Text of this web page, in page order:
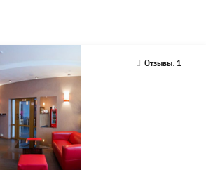
Отзывы: 1